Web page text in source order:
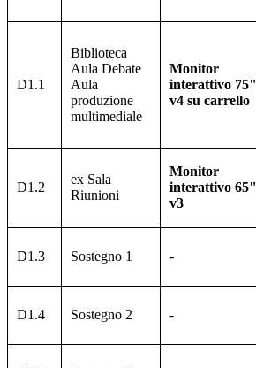
D1.1
Biblioteca
Aula Debate
Aula
produzione
multimediale
Monitor
interattivo 75"
v4 su carrello
D1.2
ex Sala
Riunioni
Monitor
interattivo 65"
v3
D1.3 Sostegno 1 -
D1.4 Sostegno 2 -